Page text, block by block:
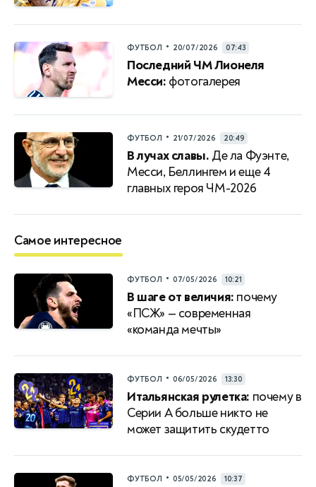
ФУТБОЛ • 20/07/2026 07:43
Последний ЧМ Лионеля
Месси: фотогалерея
ФУТБОЛ • 21/07/2026 20:49
В лучах славы. Де ла Фуэнте,
Месси, Беллингем и еще 4
главных героя ЧМ-2026
Самое интересное
ФУТБОЛ • 07/05/2026 10:21
В шаге от величия: почему
«ПСЖ» — современная
«команда мечты»
ФУТБОЛ • 06/05/2026 13:30
Итальянская рулетка: почему в
Серии A больше никто не
может защитить скудетто
ФУТБОЛ • 05/05/2026 10:37